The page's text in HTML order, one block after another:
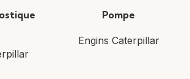
Pompe
Engins Caterpillar